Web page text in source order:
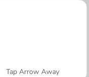
Tap Arrow Away